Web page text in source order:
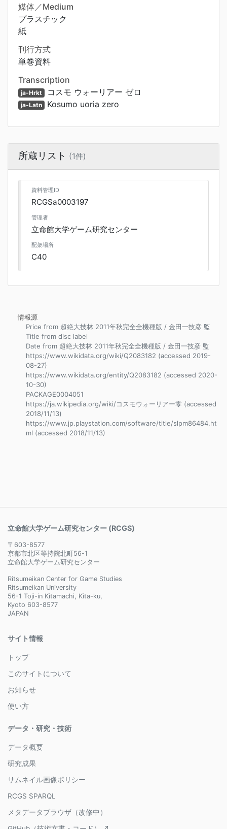
媒体／Medium
プラスチック
紙
刊行方式
単巻資料
Transcription
ja-Hrkt コスモ ウォーリアー ゼロ
ja-Latn Kosumo uoria zero
所蔵リスト (1件)
資料管理ID
RCGSa0003197
管理者
立命館大学ゲーム研究センター
配架場所
C40
情報源
Price from 超絶大技林 2011年秋完全全機種版 / 金田一技彦 監
Title from disc label
Date from 超絶大技林 2011年秋完全全機種版 / 金田一技彦 監
https://www.wikidata.org/wiki/Q2083182 (accessed 2019-
08-27)
https://www.wikidata.org/entity/Q2083182 (accessed 2020-
10-30)
PACKAGE0004051
https://ja.wikipedia.org/wiki/コスモウォーリアー零 (accessed
2018/11/13)
https://www.jp.playstation.com/software/title/slpm86484.ht
ml (accessed 2018/11/13)
立命館大学ゲーム研究センター (RCGS)
〒603-8577
京都市北区等持院北町56-1
立命館大学ゲーム研究センター
Ritsumeikan Center for Game Studies
Ritsumeikan University
56-1 Toji-in Kitamachi, Kita-ku,
Kyoto 603-8577
JAPAN
サイト情報
トップ
このサイトについて
お知らせ
使い方
データ・研究・技術
データ概要
研究成果
サムネイル画像ポリシー
RCGS SPARQL
メタデータブラウザ（改修中）